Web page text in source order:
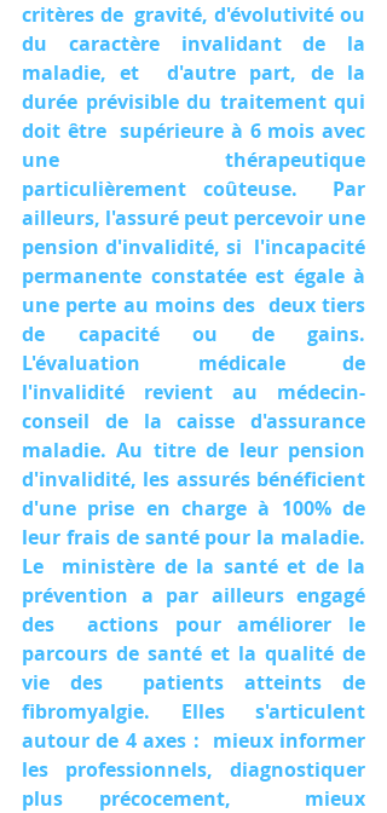
critères de  gravité, d'évolutivité ou
du caractère invalidant de la
maladie, et  d'autre part, de la
durée prévisible du traitement qui
doit être  supérieure à 6 mois avec
une thérapeutique
particulièrement coûteuse.  Par
ailleurs, l'assuré peut percevoir une
pension d'invalidité, si  l'incapacité
permanente constatée est égale à
une perte au moins des  deux tiers
de capacité ou de gains.
L'évaluation médicale de
l'invalidité revient au médecin-
conseil de la caisse d'assurance
maladie. Au titre de leur pension
d'invalidité, les assurés bénéficient
d'une prise en charge à 100% de
leur frais de santé pour la maladie.
Le  ministère de la santé et de la
prévention a par ailleurs engagé
des  actions pour améliorer le
parcours de santé et la qualité de
vie des  patients atteints de
fibromyalgie. Elles s'articulent
autour de 4 axes :  mieux informer
les professionnels, diagnostiquer
plus précocement,  mieux